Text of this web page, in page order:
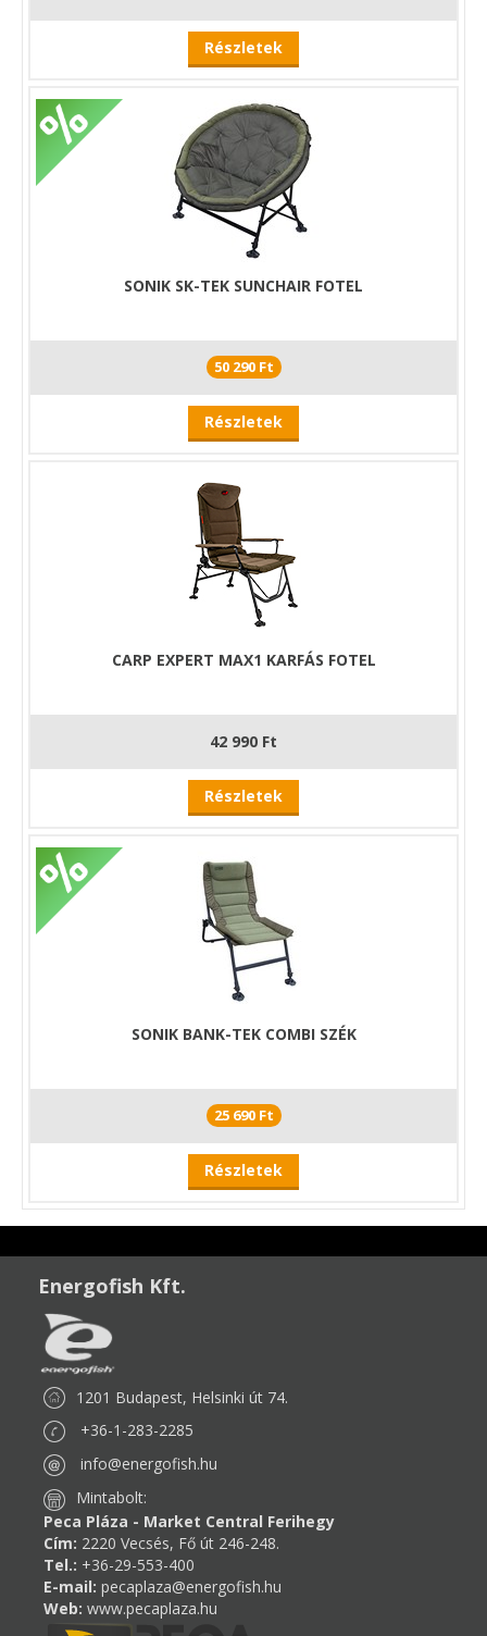
Részletek
SONIK SK-TEK SUNCHAIR FOTEL
50 290 Ft
Részletek
CARP EXPERT MAX1 KARFÁS FOTEL
42 990 Ft
Részletek
SONIK BANK-TEK COMBI SZÉK
25 690 Ft
Részletek
Energofish Kft.
1201 Budapest, Helsinki út 74.
+36-1-283-2285
info@energofish.hu
Mintabolt:
Peca Pláza - Market Central Ferihegy
Cím: 2220 Vecsés, Fő út 246-248.
Tel.: +36-29-553-400
E-mail: pecaplaza@energofish.hu
Web: www.pecaplaza.hu